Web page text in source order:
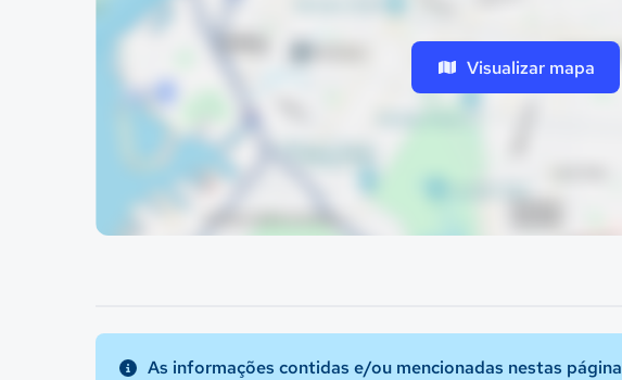
Visualizar mapa
As informações contidas e/ou mencionadas nestas